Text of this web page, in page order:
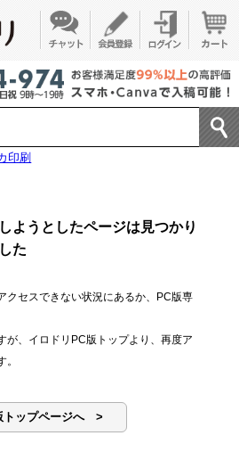
印刷
ようとしたページは見つかり
た
クセスできない状況にあるか、PC版専
が、イロドリPC版トップより、再度ア
トップページへ >